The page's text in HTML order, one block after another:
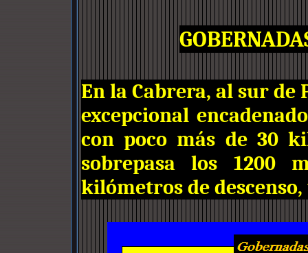
En la Cabrera, al sur de
excepcional
con poco más de 30
sobrepasa los 1200
kilómetros de